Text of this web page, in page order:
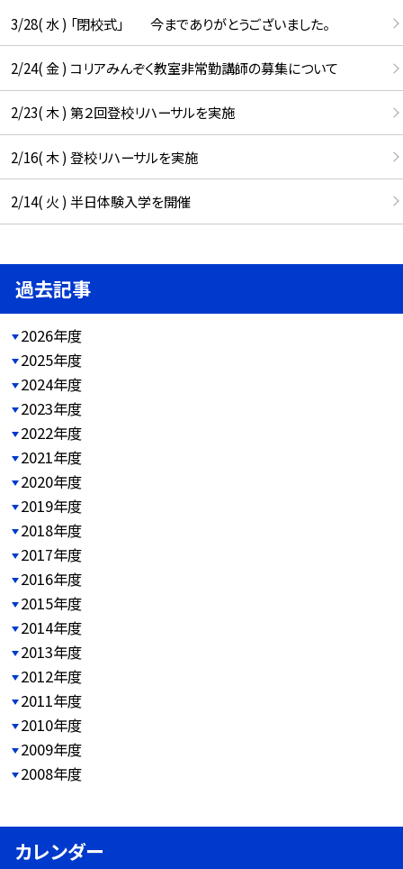
3/28( 水 ) 「閉校式」 今までありがとうございました。
2/24( 金 ) コリアみんぞく教室非常勤講師の募集について
2/23( 木 ) 第２回登校リハーサルを実施
2/16( 木 ) 登校リハーサルを実施
2/14( 火 ) 半日体験入学を開催
過去記事
2026年度
2025年度
2024年度
2023年度
2022年度
2021年度
2020年度
2019年度
2018年度
2017年度
2016年度
2015年度
2014年度
2013年度
2012年度
2011年度
2010年度
2009年度
2008年度
カレンダー